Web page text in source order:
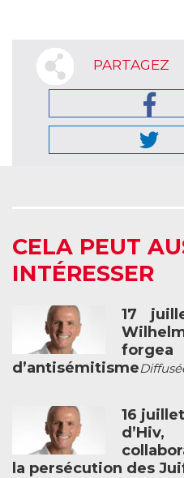
PARTAGEZ
CELA PEUT
INTÉRESSER
17
d’antisémitisme
16
la persécution des